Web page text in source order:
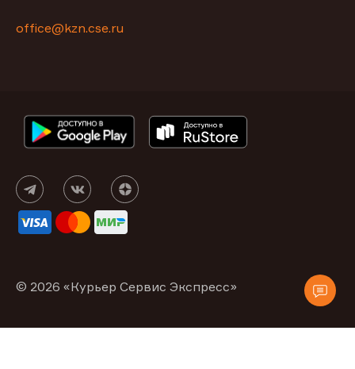
office@kzn.cse.ru
© 2026 «Курьер Сервис Экспресс»